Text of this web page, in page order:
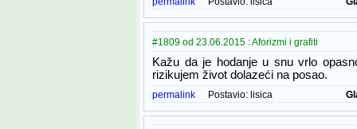
#1809 od 23.06.2015 : Aforizmi i grafiti
Kažu da je hodanje u snu vrlo
rizikujem život dolazeći na posao.
permalink Postavio: lisica